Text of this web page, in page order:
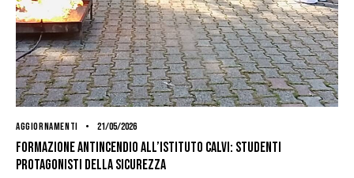
AGGIORNAMENTI 21/05/2026
Formazione antincendio all’Istituto Calvi: studenti
protagonisti della sicurezza